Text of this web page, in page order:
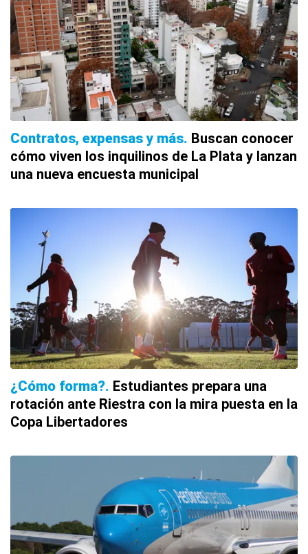
Contratos, expensas y más Buscan conocer
cómo viven los inquilinos de La Plata y lanzan
una nueva encuesta municipal
¿Cómo forma? Estudiantes prepara una
rotación ante Riestra con la mira puesta en la
Copa Libertadores